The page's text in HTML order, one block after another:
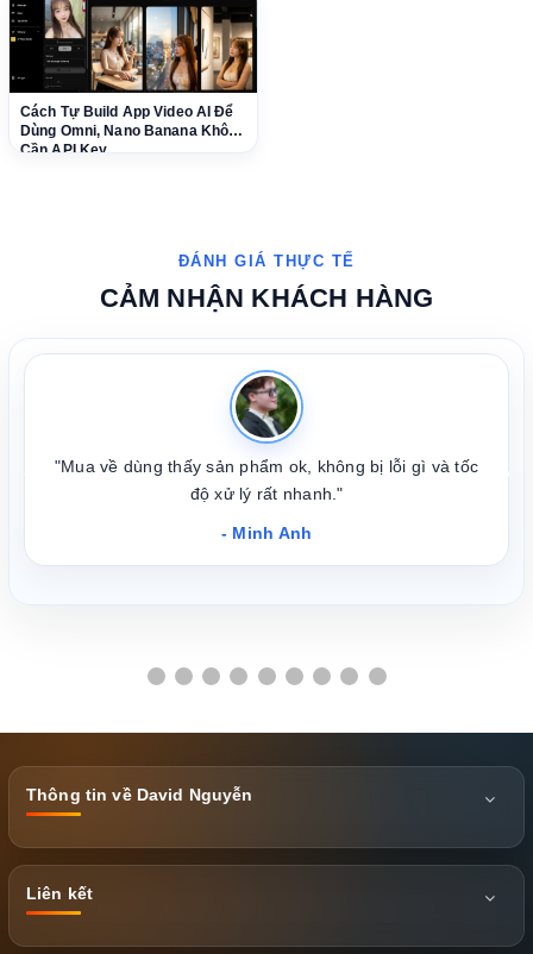
Cách Tự Build App Video AI Để
Dùng Omni, Nano Banana Không
Cần API Key
CẢM NHẬN KHÁCH HÀNG
"Mua về dùng thấy sản phẩm ok, không bị lỗi gì và tốc
độ xử lý rất nhanh."
- Minh Anh
❯
Thông tin về David Nguyễn
Liên kết